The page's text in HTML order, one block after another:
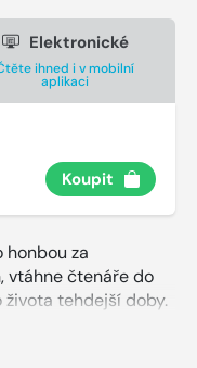
Elektronické
ihned i v mobilní
aplikaci
Koupit
honbou za
vtáhne čtenáře do
života tehdejší doby.
nehledě na
Dvacet pět let